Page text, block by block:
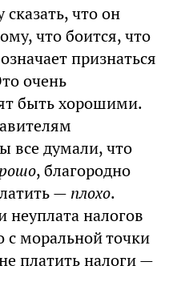
что он
что боится, что
признаться
очень
быть хорошими.
все думали, что
, благородно
— плохо.
неуплата налогов
моральной точки
платить налоги —